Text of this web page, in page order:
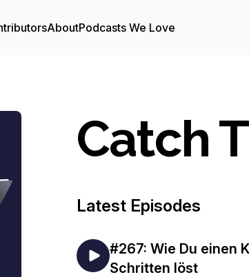
AboutPodcasts We Love
Catch
Latest Episodes
#267: Wie Du einen
Schritten löst